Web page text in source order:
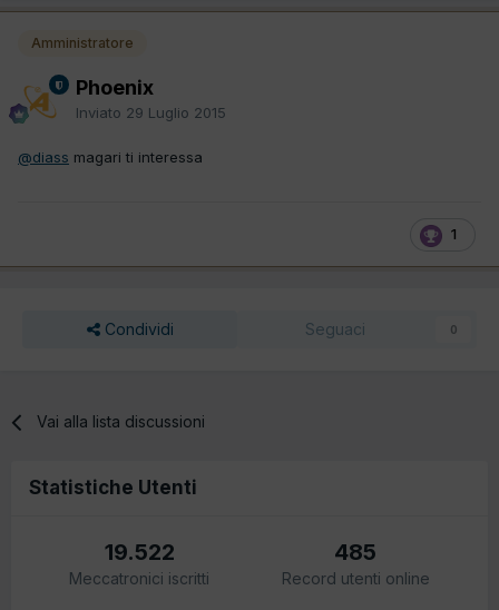
Amministratore
Phoenix
Inviato 29 Luglio 2015
@diass magari ti interessa
1
Condividi Seguaci 0
Vai alla lista discussioni
Statistiche Utenti
19.522
Meccatronici iscritti
485
Record utenti online